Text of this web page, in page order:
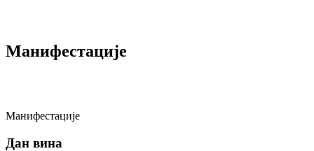
Манифестације
Манифестације
Дан вина